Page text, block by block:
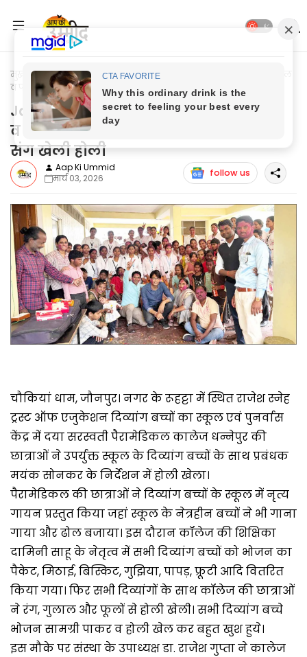
मुख्यपृष्ठ Jaunpur News
Jaunpur News: दया सरस्वती पैरामेडिकल
व फार्मेसी कालेज की छात्राओं का दिव्यांगों संग खेली होली
Jaunpur News: दया सरस्वती पैरामेडिकल
व फार्मेसी कालेज की छात्राओं का दिव्यांगों
संग खेली होली
Aap Ki Ummid
मार्च 03, 2026
follow us
चौकियां धाम, जौनपुर। नगर के रूहट्टा में स्थित राजेश स्नेह
ट्रस्ट ऑफ एजुकेशन दिव्यांग बच्चों का स्कूल एवं पुनर्वास
केंद्र में दया सरस्वती पैरामेडिकल कालेज धन्नेपुर की
छात्राओं ने उपर्युक्त स्कूल के दिव्यांग बच्चों के साथ प्रबंधक
मयंक सोनकर के निर्देशन में होली खेला।
पैरामेडिकल की छात्राओं ने दिव्यांग बच्चों के स्कूल में नृत्य
गायन प्रस्तुत किया जहां स्कूल के नेत्रहीन बच्चों ने भी गाना
गाया और ढोल बजाया। इस दौरान कॉलेज की शिक्षिका
दामिनी साहू के नेतृत्व में सभी दिव्यांग बच्चों को भोजन का
पैकेट, मिठाई, बिस्किट, गुझिया, पापड़, फ्रूटी आदि वितरित
किया गया। फिर सभी दिव्यांगों के साथ कॉलेज की छात्राओं
ने रंग, गुलाल और फूलों से होली खेली। सभी दिव्यांग बच्चे
भोजन सामग्री पाकर व होली खेल कर बहुत खुश हुये।
इस मौके पर संस्था के उपाध्यक्ष डा. राजेश गुप्ता ने कालेज